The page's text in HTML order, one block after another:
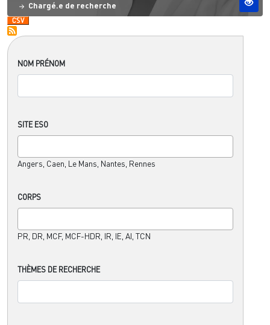
NOM PRÉNOM
SITE ESO
Angers, Caen, Le Mans, Nantes, Rennes
CORPS
PR, DR, MCF, MCF-HDR, IR, IE, AI, TCN
THÈMES DE RECHERCHE
Chargé.e de recherche